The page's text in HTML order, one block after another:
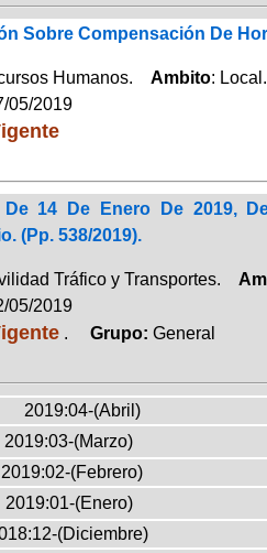
Sobre Compensación De
Humanos. Ambito:
05/2019
14 De Enero De 2019,
(Pp. 538/2019).
Tráfico y Transportes.
05/2019
. Grupo: General
2019:04-(Abril)
2019:03-(Marzo)
2019:02-(Febrero)
2019:01-(Enero)
(Diciembre)